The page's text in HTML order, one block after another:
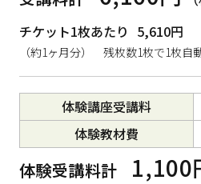
チケット1枚あたり 5,610円
（約1ヶ月分） 残枚数1枚で1枚自
体験講座受講料
体験教材費
体験受講料計 1,100